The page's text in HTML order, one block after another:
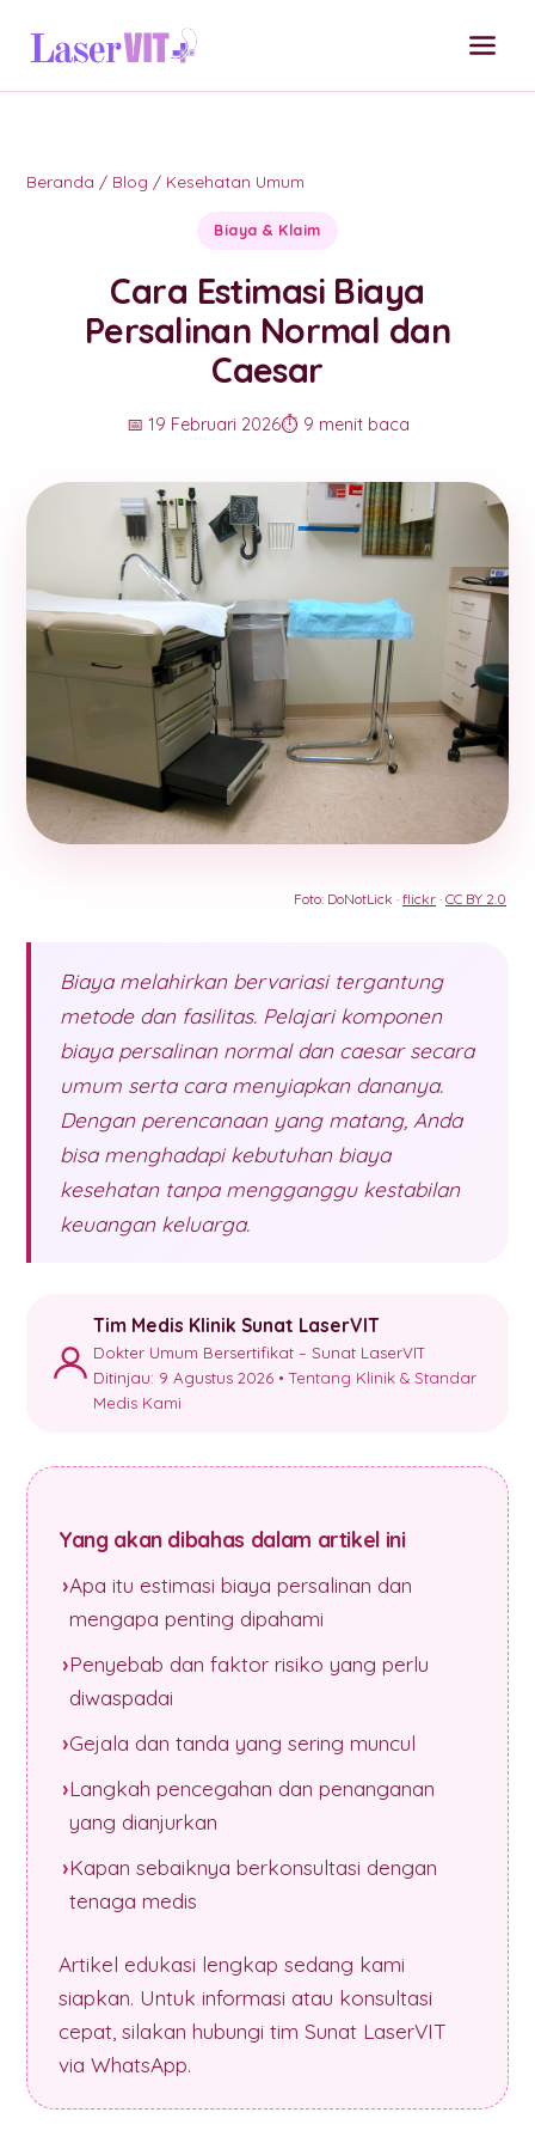
Beranda / Blog / Kesehatan Umum
Biaya & Klaim
Cara Estimasi Biaya
Persalinan Normal dan
Caesar
📅 19 Februari 2026⏱️ 9 menit baca
Foto: DoNotLick · flickr · CC BY 2.0
Biaya melahirkan bervariasi tergantung
metode dan fasilitas. Pelajari komponen
biaya persalinan normal dan caesar secara
umum serta cara menyiapkan dananya.
Dengan perencanaan yang matang, Anda
bisa menghadapi kebutuhan biaya
kesehatan tanpa mengganggu kestabilan
keuangan keluarga.
Tim Medis Klinik Sunat LaserVIT
Dokter Umum Bersertifikat – Sunat LaserVIT
Ditinjau: 9 Agustus 2026 •Tentang Klinik & Standar
Medis Kami
Yang akan dibahas dalam artikel ini
Apa itu estimasi biaya persalinan dan
mengapa penting dipahami
Penyebab dan faktor risiko yang perlu
diwaspadai
Gejala dan tanda yang sering muncul
Langkah pencegahan dan penanganan
yang dianjurkan
Kapan sebaiknya berkonsultasi dengan
tenaga medis
Artikel edukasi lengkap sedang kami
siapkan. Untuk informasi atau konsultasi
cepat, silakan hubungi tim Sunat LaserVIT
via WhatsApp.